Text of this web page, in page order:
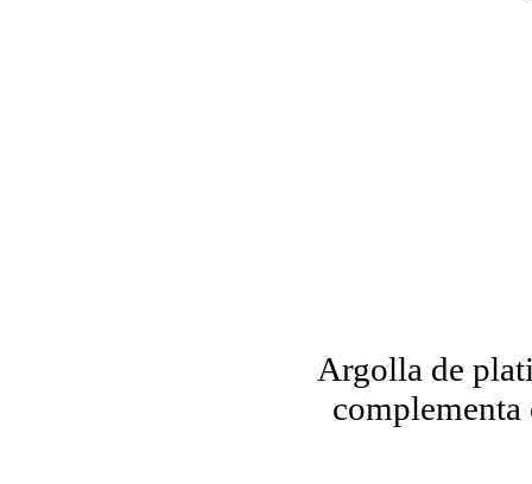
Argolla de